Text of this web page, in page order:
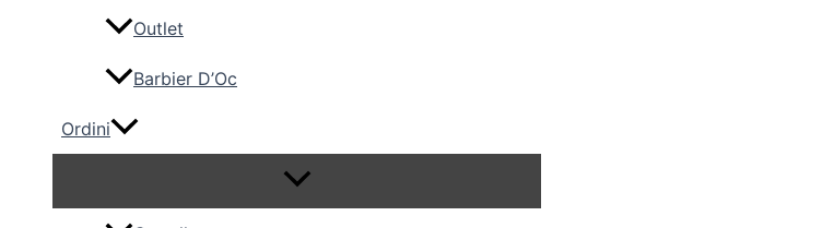
Outlet
Barbier D’Oc
Ordini